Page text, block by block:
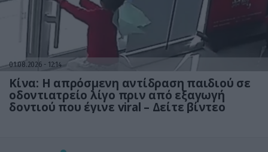
01.08.2026 12:14
Κίνα: Η απρόσμενη αντίδραση παιδιού σε
οδοντιατρείο λίγο πριν από εξαγωγή
δοντιού που έγινε viral – Δείτε βίντεο